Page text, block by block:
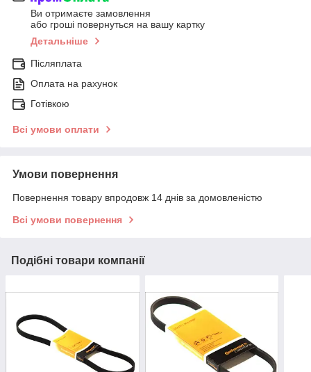
Ви отримаєте замовлення
або гроші повернуться на вашу картку
Детальніше
Післяплата
Оплата на рахунок
Готівкою
Всі умови оплати
Умови повернення
Повернення товару впродовж 14 днів за домовленістю
Всі умови повернення
Подібні товари компанії